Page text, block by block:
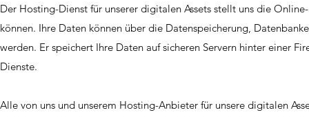
Der Hosting-Dienst für unserer digitalen Assets stellt uns die
können. Ihre Daten können über die Datenspeicherung,
werden. Er speichert Ihre Daten auf sicheren Servern hinter einer
Dienste.
Alle von uns und unserem Hosting-Anbieter für unsere digitalen